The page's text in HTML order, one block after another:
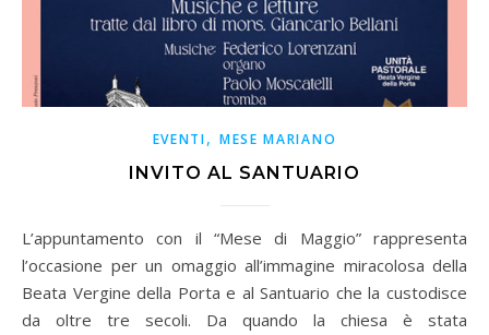
EVENTI, MESE MARIANO
INVITO AL SANTUARIO
L’appuntamento con il “Mese di Maggio” rappresenta
l’occasione per un omaggio all’immagine miracolosa della
Beata Vergine della Porta e al Santuario che la custodisce
da oltre tre secoli. Da quando la chiesa è stata